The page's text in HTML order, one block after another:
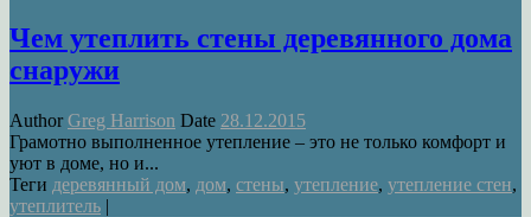
Чем утеплить стены деревянного дома
снаружи
AuthorGreg Harrison Date 28.12.2015
Грамотно выполненное утепление – это не только комфорт и
уют в доме, но и...
Теги деревянный дом, дом, стены, утепление, утепление стен,
утеплитель |